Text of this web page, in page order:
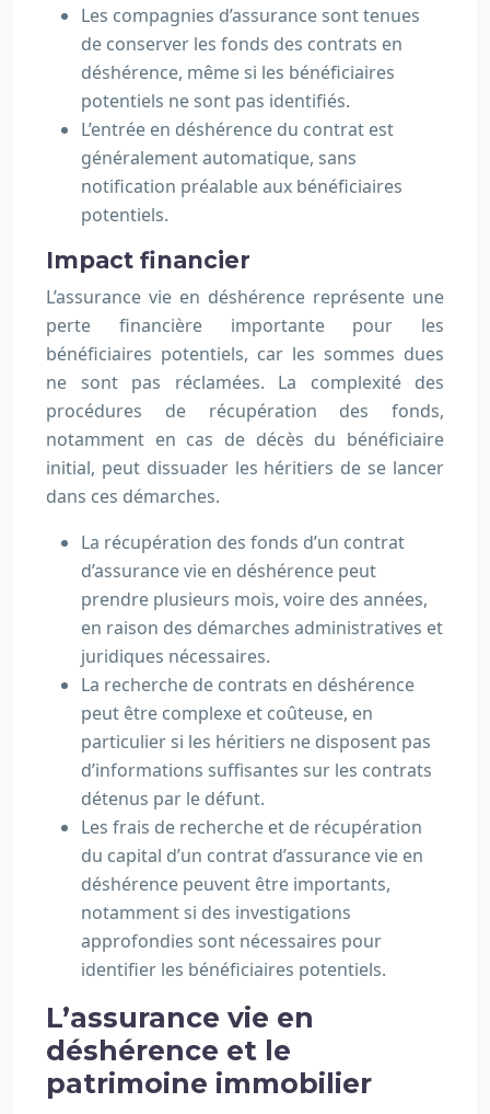
Les compagnies d’assurance sont tenues
de conserver les fonds des contrats en
déshérence, même si les bénéficiaires
potentiels ne sont pas identifiés.
L’entrée en déshérence du contrat est
généralement automatique, sans
notification préalable aux bénéficiaires
potentiels.
Impact financier
L’assurance vie en déshérence représente une
perte financière importante pour les
bénéficiaires potentiels, car les sommes dues
ne sont pas réclamées. La complexité des
procédures de récupération des fonds,
notamment en cas de décès du bénéficiaire
initial, peut dissuader les héritiers de se lancer
dans ces démarches.
La récupération des fonds d’un contrat
d’assurance vie en déshérence peut
prendre plusieurs mois, voire des années,
en raison des démarches administratives et
juridiques nécessaires.
La recherche de contrats en déshérence
peut être complexe et coûteuse, en
particulier si les héritiers ne disposent pas
d’informations suffisantes sur les contrats
détenus par le défunt.
Les frais de recherche et de récupération
du capital d’un contrat d’assurance vie en
déshérence peuvent être importants,
notamment si des investigations
approfondies sont nécessaires pour
identifier les bénéficiaires potentiels.
L’assurance vie en
déshérence et le
patrimoine immobilier